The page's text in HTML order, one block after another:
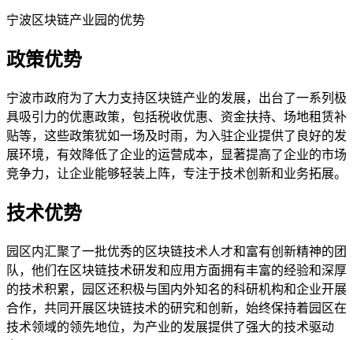
宁波区块链产业园的优势
政策优势
宁波市政府为了大力支持区块链产业的发展，出台了一系列极
具吸引力的优惠政策，包括税收优惠、资金扶持、场地租赁补
贴等，这些政策犹如一场及时雨，为入驻企业提供了良好的发
展环境，有效降低了企业的运营成本，显著提高了企业的市场
竞争力，让企业能够轻装上阵，专注于技术创新和业务拓展。
技术优势
园区内汇聚了一批优秀的区块链技术人才和富有创新精神的团
队，他们在区块链技术研发和应用方面拥有丰富的经验和深厚
的技术积累，园区还积极与国内外知名的科研机构和企业开展
合作，共同开展区块链技术的研究和创新，始终保持着园区在
技术领域的领先地位，为产业的发展提供了强大的技术驱动